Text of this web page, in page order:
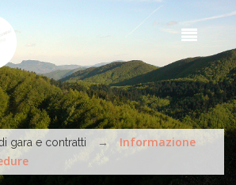
here
gara e contratti →
Informazione